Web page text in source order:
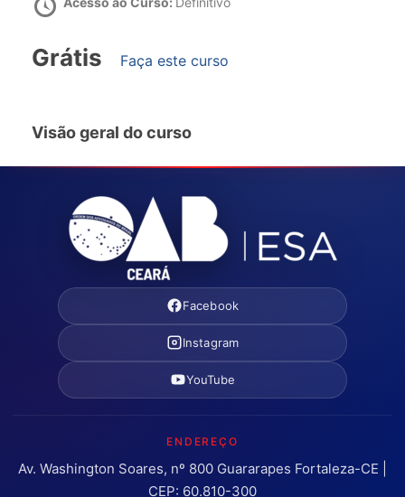
Grátis Faça este curso
Visão geral do curso
Facebook
Instagram
YouTube
ENDEREÇO
Av. Washington Soares, nº 800 Guararapes Fortaleza-CE |
CEP: 60.810-300